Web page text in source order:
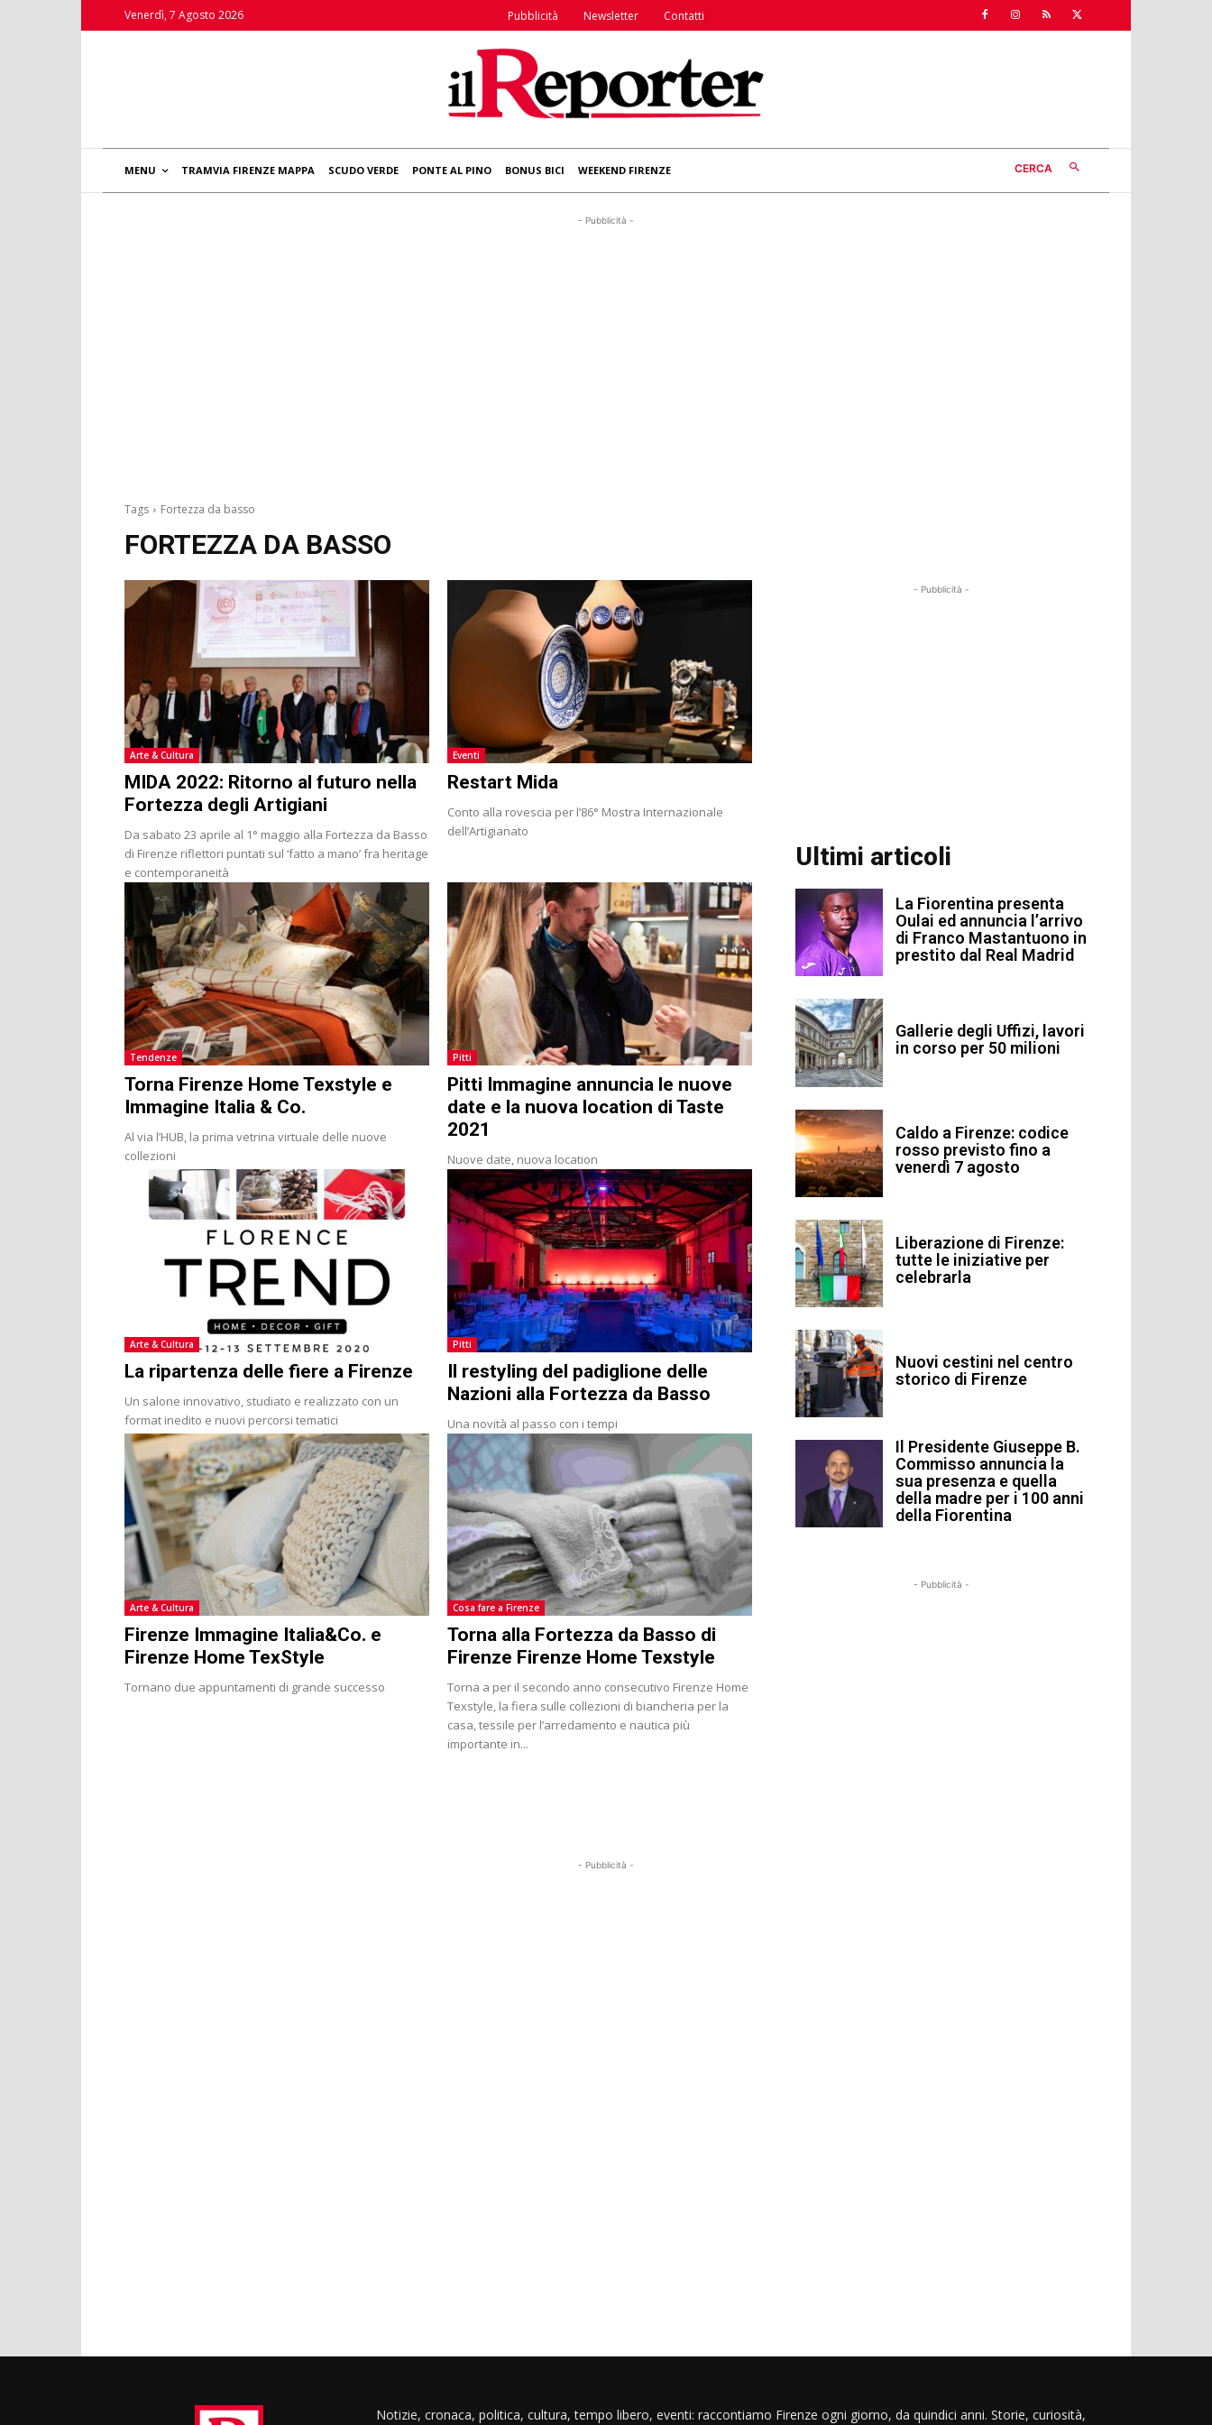
Venerdì, 7 Agosto 2026 Pubblicità Newsletter Contatti
MENU TRAMVIA FIRENZE MAPPA SCUDO VERDE PONTE AL PINO BONUS BICI WEEKEND FIRENZE CERCA
- Pubblicità -
Tags Fortezza da basso
FORTEZZA DA BASSO
Arte & Cultura
MIDA 2022: Ritorno al futuro nella
Fortezza degli Artigiani
Da sabato 23 aprile al 1° maggio alla Fortezza da Basso
di Firenze riflettori puntati sul ‘fatto a mano’ fra heritage
e contemporaneità
Eventi
Restart Mida
Conto alla rovescia per l’86° Mostra Internazionale
dell’Artigianato
Tendenze
Torna Firenze Home Texstyle e
Immagine Italia & Co.
Al via l’HUB, la prima vetrina virtuale delle nuove
collezioni
Pitti
Pitti Immagine annuncia le nuove
date e la nuova location di Taste
2021
Nuove date, nuova location
Arte & Cultura
La ripartenza delle fiere a Firenze
Un salone innovativo, studiato e realizzato con un
format inedito e nuovi percorsi tematici
Pitti
Il restyling del padiglione delle
Nazioni alla Fortezza da Basso
Una novità al passo con i tempi
Arte & Cultura
Firenze Immagine Italia&Co. e
Firenze Home TexStyle
Tornano due appuntamenti di grande successo
Cosa fare a Firenze
Torna alla Fortezza da Basso di
Firenze Firenze Home Texstyle
Torna a per il secondo anno consecutivo Firenze Home
Texstyle, la fiera sulle collezioni di biancheria per la
casa, tessile per l’arredamento e nautica più
importante in...
- Pubblicità -
Ultimi articoli
La Fiorentina presenta
Oulai ed annuncia l’arrivo
di Franco Mastantuono in
prestito dal Real Madrid
Gallerie degli Uffizi, lavori
in corso per 50 milioni
Caldo a Firenze: codice
rosso previsto fino a
venerdì 7 agosto
Liberazione di Firenze:
tutte le iniziative per
celebrarla
Nuovi cestini nel centro
storico di Firenze
Il Presidente Giuseppe B.
Commisso annuncia la
sua presenza e quella
della madre per i 100 anni
della Fiorentina
- Pubblicità -
- Pubblicità -
Notizie, cronaca, politica, cultura, tempo libero, eventi: raccontiamo Firenze ogni giorno, da quindici anni. Storie, curiosità,